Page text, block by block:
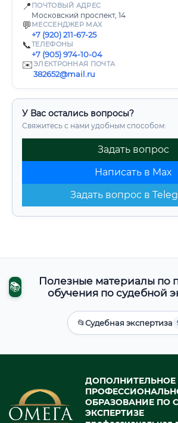
📍 ПОЧТОВЫЙ АДРЕС
Московский проспект, 14
💬 МЕССЕНДЖЕР MAX
+7 (920) 211-67-25
📞ТЕЛЕФОНЫ
+7 (905) 974-10-04
✉️ЭЛЕКТРОННАЯ ПОЧТА
382652@mail.ru
У Вас остались вопросы?
Свяжитесь с нами удобным способом:
Задать вопрос
Написать в Max
Задать вопрос в
📚
Полезные материалы по
обучения по судебной
📂Судебная экспертиза
ДОПОЛНИТЕЛЬНОЕ
ОБРАЗОВАНИЕ ПО
ЭКСПЕРТИЗЕ